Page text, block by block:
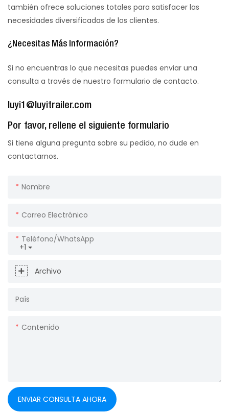
también ofrece soluciones totales para satisfacer las
necesidades diversificadas de los clientes.
¿Necesitas Más Información?
Si no encuentras lo que necesitas puedes enviar una
consulta a través de nuestro formulario de contacto.
luyi1@luyitrailer.com
Por favor, rellene el siguiente formulario
Si tiene alguna pregunta sobre su pedido, no dude en
contactarnos.
Nombre
Correo Electrónico
+1
Teléfono/WhatsApp
Archivo
País
Contenido
ENVIAR CONSULTA AHORA